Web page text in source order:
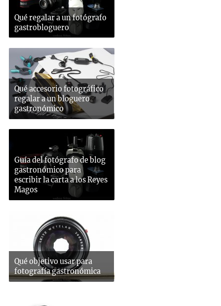
Qué regalar a un fotógrafo
gastrobloguero
Qué accesorio fotográfico
regalar a un bloguero
gastronómico
Guía del fotógrafo de blog
gastronómico para
escribir la carta a los Reyes
Magos
Qué objetivo usar para
fotografía gastronómica